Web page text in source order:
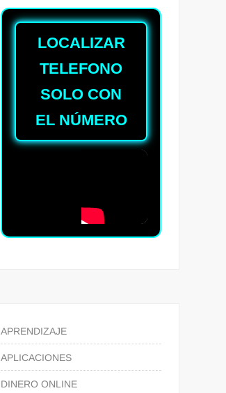
LOCALIZAR
TELEFONO
SOLO CON
EL NÚMERO
APRENDIZAJE
APLICACIONES
DINERO ONLINE